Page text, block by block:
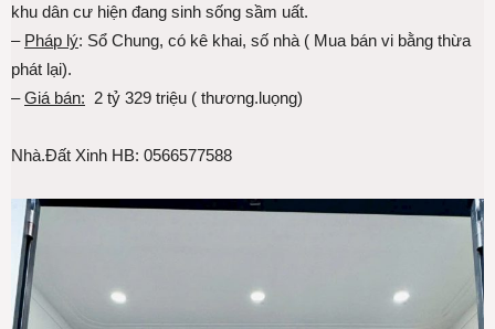
khu dân cư hiện đang sinh sống sầm uất.
– Pháp lý: Sổ Chung, có kê khai, số nhà ( Mua bán vi bằng thừa
phát lại).
–Giá bán: 2 tỷ 329 triệu ( thương.luọng)
Nhà.Đất Xinh HB: 0566577588